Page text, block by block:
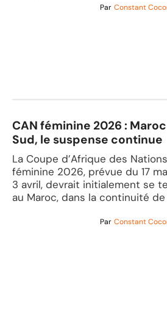
Par Constant
CAN féminine 2026 :
Sud, le suspense continue
La Coupe d’Afrique des Nations
féminine 2026, prévue du 17
3 avril, devrait initialement se
au Maroc, dans la continuité de
Par Constant